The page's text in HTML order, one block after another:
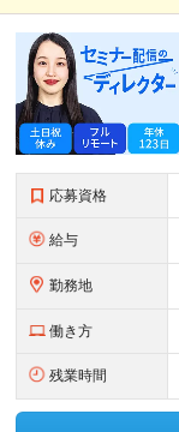
応募資格
給与
勤務地
働き方
残業時間